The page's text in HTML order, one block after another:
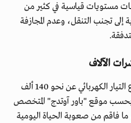
مستويات قياسية في كثير من
إلى تجنب التنقل، وعدم المجازفة
الآلاف
تسببت العواصف في انقطاع التيار الكهربائي عن نحو 140 ألف
موقع "باور آوتدج" المتخصص
ما فاقم من صعوبة الحياة اليومية